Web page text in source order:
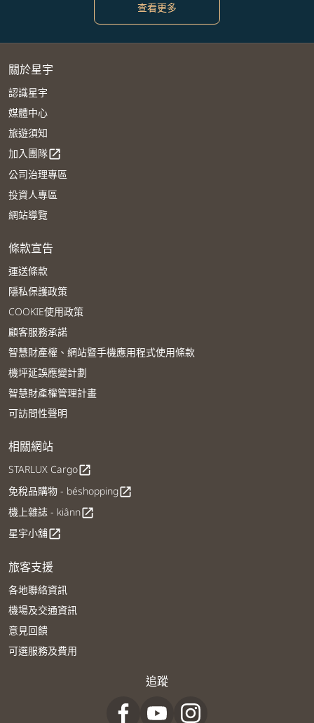
查看更多
關於星宇
認識星宇
媒體中心
旅遊須知
加入團隊open_in_new
公司治理專區
投資人專區
網站導覽
條款宣告
運送條款
隱私保護政策
COOKIE使用政策
顧客服務承諾
智慧財產權、網站暨手機應用程式使用條款
機坪延誤應變計劃
智慧財產權管理計畫
可訪問性聲明
相關網站
STARLUX Cargoopen_in_new
免稅品購物 - béshoppingopen_in_new
機上雜誌 - kiânnopen_in_new
星宇小舖open_in_new
旅客支援
各地聯絡資訊
機場及交通資訊
意見回饋
可選服務及費用
追蹤